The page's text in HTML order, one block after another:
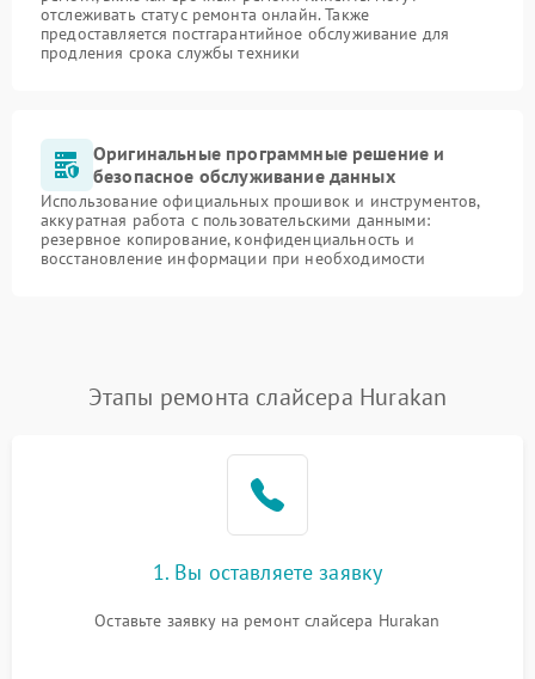
отслеживать статус ремонта онлайн. Также
предоставляется постгарантийное обслуживание для
продления срока службы техники
Оригинальные программные решение и
безопасное обслуживание данных
Использование официальных прошивок и инструментов,
аккуратная работа с пользовательскими данными:
резервное копирование, конфиденциальность и
восстановление информации при необходимости
Этапы ремонта слайсера Hurakan
1. Вы оставляете заявку
Оставьте заявку на ремонт слайсера Hurakan